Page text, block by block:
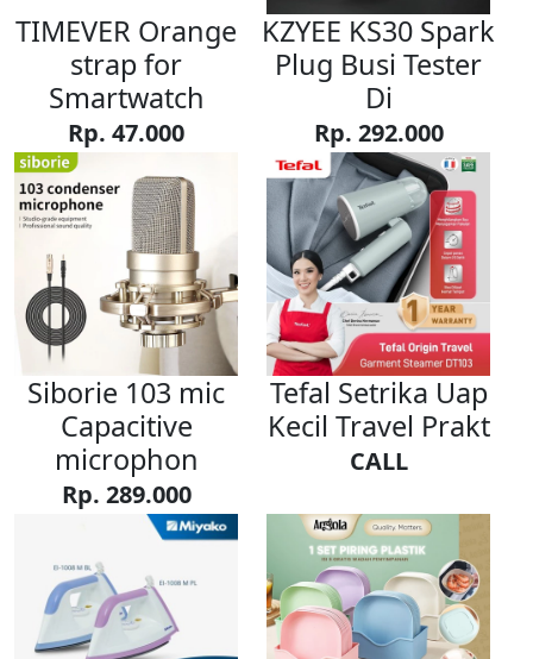
TIMEVER Orange
strap for
Smartwatch
Rp. 47.000
KZYEE KS30 Spark
Plug Busi Tester
Di
Rp. 292.000
Siborie 103 mic
Capacitive
microphon
Rp. 289.000
Tefal Setrika Uap
Kecil Travel Prakt
CALL